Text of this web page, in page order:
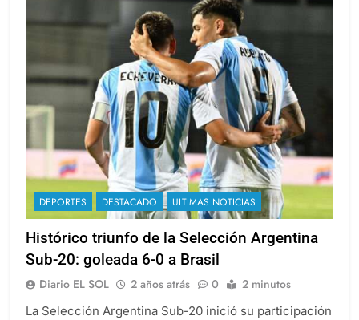
DEPORTES DESTACADO ULTIMAS NOTICIAS
Histórico triunfo de la Selección Argentina
Sub-20: goleada 6-0 a Brasil
Diario EL SOL 2 años atrás 0 2 minutos
La Selección Argentina Sub-20 inició su participación